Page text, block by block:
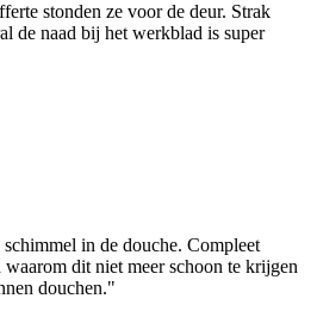
stonden ze voor de deur. Strak
de naad bij het werkblad is super
in de douche. Compleet
dit niet meer schoon te krijgen
douchen."